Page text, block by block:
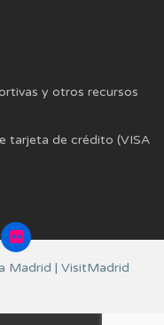
y otros recursos
tarjeta de crédito (VISA
Madrid | VisitMadrid